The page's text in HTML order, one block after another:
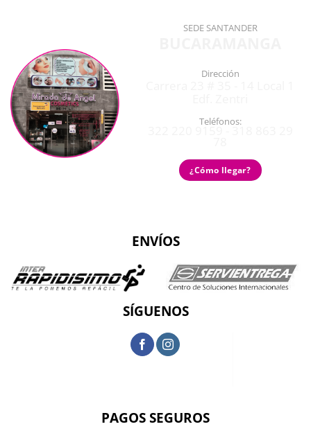
SEDE SANTANDER
Dirección
Teléfonos:
¿Cómo llegar?
ENVÍOS
SÍGUENOS
PAGOS SEGUROS